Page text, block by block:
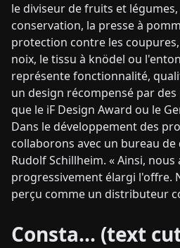
le diviseur de fruits et
conservation, la presse à
protection contre les
noix, le tissu à knödel ou
représente fonctionnalité,
un design récompensé par
que le iF Design Award ou le
Dans le développement des
collaborons avec un bureau de
Rudolf Schillheim. « Ainsi, nous
progressivement élargi l'offre.
perçu comme un distributeur
Consta... (text